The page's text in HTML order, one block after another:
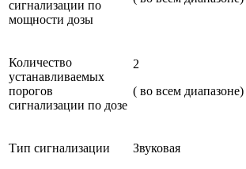
сигнализации по
мощности дозы
Количество
устанавливаемых
порогов
сигнализации по дозе
2
( во всем диапазоне)
Тип сигнализации Звуковая